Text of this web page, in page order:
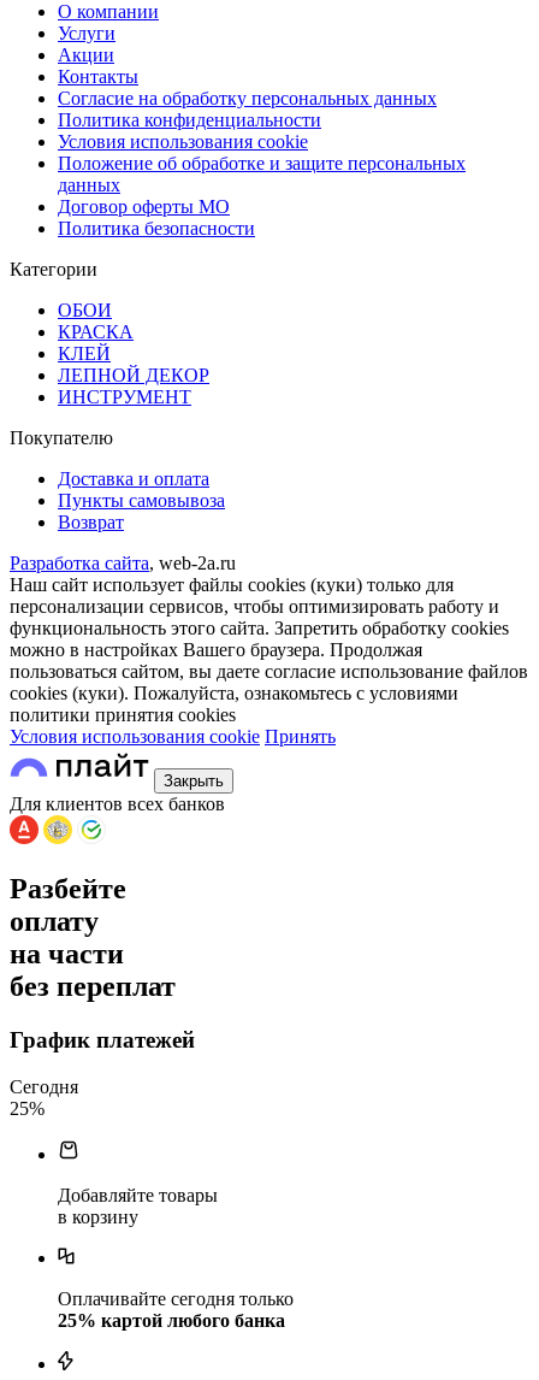
О компании
Услуги
Акции
Контакты
Согласие на обработку персональных данных
Политика конфиденциальности
Условия использования cookie
Положение об обработке и защите персональных
данных
Договор оферты МО
Политика безопасности
Категории
ОБОИ
КРАСКА
КЛЕЙ
ЛЕПНОЙ ДЕКОР
ИНСТРУМЕНТ
Покупателю
Доставка и оплата
Пункты самовывоза
Возврат
Разработка сайта, web-2a.ru
Наш сайт использует файлы cookies (куки) только для
персонализации сервисов, чтобы оптимизировать работу и
функциональность этого сайта. Запретить обработку cookies
можно в настройках Вашего браузера. Продолжая
пользоваться сайтом, вы даете согласие использование файлов
cookies (куки). Пожалуйста, ознакомьтесь с условиями
политики принятия сookies
Условия использования cookie Принять
Закрыть
Для клиентов всех банков
Разбейте
оплату
на части
без переплат
График платежей
Сегодня
25%
Добавляйте товары
в корзину
Оплачивайте сегодня только
25% картой любого банка